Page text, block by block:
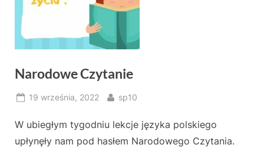
Narodowe Czytanie
Posted
19 września, 2022 By
sp10
W ubiegłym tygodniu lekcje języka polskiego
upłynęły nam pod hasłem Narodowego Czytania.